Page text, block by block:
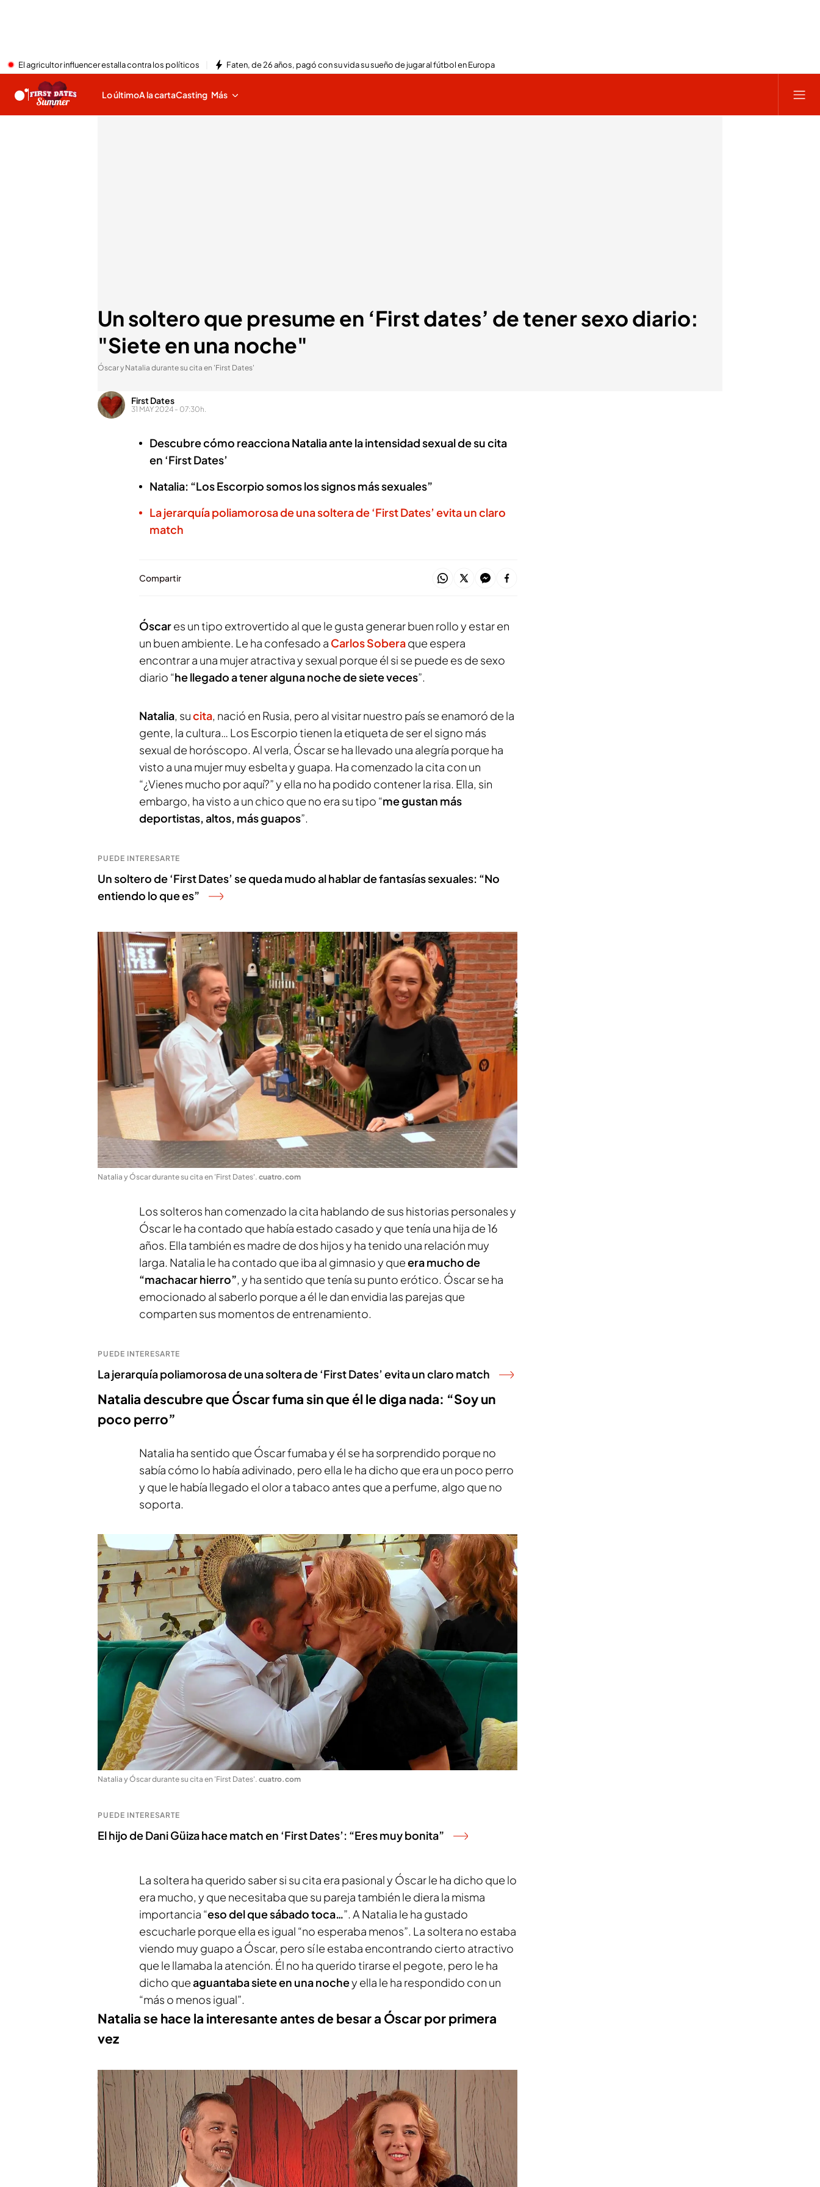
El agricultor influencer estalla contra los políticos Faten, de 26 años, pagó con su vida su sueño de jugar al fútbol en Europa
Lo últimoA la cartaCasting Más
Un soltero que presume en ‘First dates’ de tener sexo diario:
"Siete en una noche"
Óscar y Natalia durante su cita en 'First Dates'
First Dates
31 MAY 2024 - 07:30h.
Descubre cómo reacciona Natalia ante la intensidad sexual de su cita
en ‘First Dates’
Natalia: “Los Escorpio somos los signos más sexuales”
La jerarquía poliamorosa de una soltera de ‘First Dates’ evita un claro
match
Compartir
Óscares un tipo extrovertido al que le gusta generar buen rollo y estar en
un buen ambiente. Le ha confesado a Carlos Soberaque espera
encontrar a una mujer atractiva y sexual porque él si se puede es de sexo
diario “he llegado a tener alguna noche de siete veces”.
Natalia, sucita, nació en Rusia, pero al visitar nuestro país se enamoró de la
gente, la cultura… Los Escorpio tienen la etiqueta de ser el signo más
sexual de horóscopo. Al verla, Óscar se ha llevado una alegría porque ha
visto a una mujer muy esbelta y guapa. Ha comenzado la cita con un
“¿Vienes mucho por aquí?” y ella no ha podido contener la risa. Ella, sin
embargo, ha visto a un chico que no era su tipo “me gustan más
deportistas, altos, más guapos”.
PUEDE INTERESARTE
Un soltero de ‘First Dates’ se queda mudo al hablar de fantasías sexuales: “No
entiendo lo que es”
Natalia y Óscar durante su cita en 'First Dates'. cuatro.com
Los solteros han comenzado la cita hablando de sus historias personales y
Óscar le ha contado que había estado casado y que tenía una hija de 16
años. Ella también es madre de dos hijos y ha tenido una relación muy
larga. Natalia le ha contado que iba al gimnasio y queera mucho de
“machacar hierro”, y ha sentido que tenía su punto erótico. Óscar se ha
emocionado al saberlo porque a él le dan envidia las parejas que
comparten sus momentos de entrenamiento.
PUEDE INTERESARTE
La jerarquía poliamorosa de una soltera de ‘First Dates’ evita un claro match
Natalia descubre que Óscar fuma sin que él le diga nada: “Soy un
poco perro”
Natalia ha sentido que Óscar fumaba y él se ha sorprendido porque no
sabía cómo lo había adivinado, pero ella le ha dicho que era un poco perro
y que le había llegado el olor a tabaco antes que a perfume, algo que no
soporta.
Natalia y Óscar durante su cita en 'First Dates'. cuatro.com
PUEDE INTERESARTE
El hijo de Dani Güiza hace match en ‘First Dates’: “Eres muy bonita”
La soltera ha querido saber si su cita era pasional y Óscar le ha dicho que lo
era mucho, y que necesitaba que su pareja también le diera la misma
importancia “eso del que sábado toca…”. A Natalia le ha gustado
escucharle porque ella es igual “no esperaba menos”. La soltera no estaba
viendo muy guapo a Óscar, pero sí le estaba encontrando cierto atractivo
que le llamaba la atención. Él no ha querido tirarse el pegote, pero le ha
dicho queaguantaba siete en una nochey ella le ha respondido con un
“más o menos igual”.
Natalia se hace la interesante antes de besar a Óscar por primera
vez